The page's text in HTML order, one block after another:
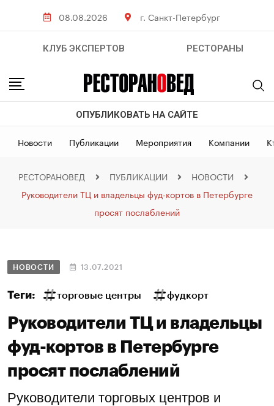
08.08.2026 г. Санкт-Петербург
КЛУБ ЭКСПЕРТОВ РЕСТОРАНЫ
ОПУБЛИКОВАТЬ НА САЙТЕ
Новости Публикации Мероприятия Компании
РЕСТОРАНОВЕД ПУБЛИКАЦИИ
НОВОСТИ
Руководители ТЦ и владельцы фуд-кортов в Петербурге
просят послаблений
НОВОСТИ 13.07.2021
Теги: торговые центры фудкорт
Руководители ТЦ и владельцы
фуд-кортов в Петербурге
просят послаблений
Руководители торговых центров и